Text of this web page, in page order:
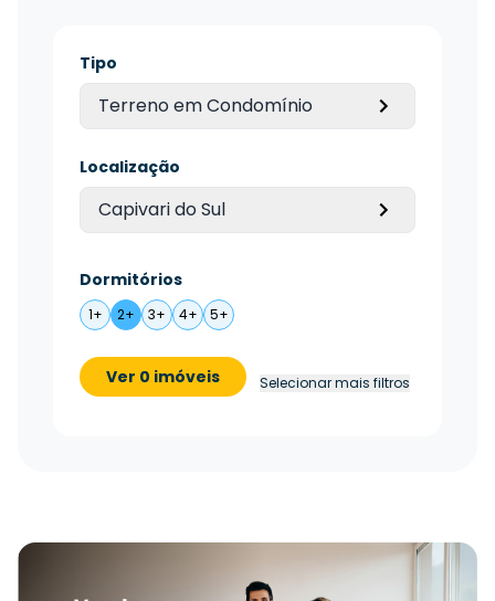
Tipo
Terreno em Condomínio
Localização
Capivari do Sul
Dormitórios
1+ 2+ 3+ 4+ 5+
Ver 0 imóveis Selecionar mais filtros